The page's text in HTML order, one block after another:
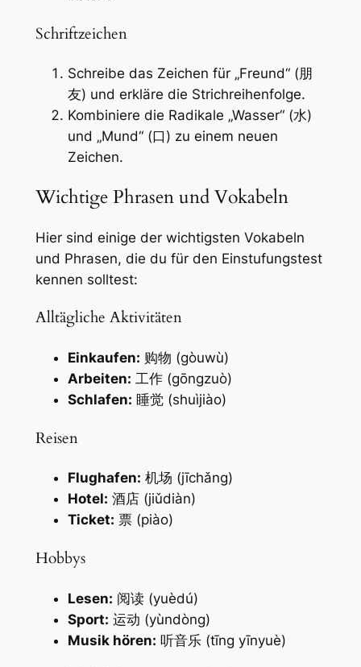
Schriftzeichen
Schreibe das Zeichen für „Freund“ (朋
友) und erkläre die Strichreihenfolge.
Kombiniere die Radikale „Wasser“ (水)
und „Mund“ (口) zu einem neuen
Zeichen.
Wichtige Phrasen und Vokabeln
Hier sind einige der wichtigsten Vokabeln
und Phrasen, die du für den Einstufungstest
kennen solltest:
Alltägliche Aktivitäten
Einkaufen: 购物 (gòuwù)
Arbeiten: 工作 (gōngzuò)
Schlafen: 睡觉 (shuìjiào)
Reisen
Flughafen: 机场 (jīchǎng)
Hotel: 酒店 (jiǔdiàn)
Ticket: 票 (piào)
Hobbys
Lesen: 阅读 (yuèdú)
Sport: 运动 (yùndòng)
Musik hören: 听音乐 (tīng yīnyuè)